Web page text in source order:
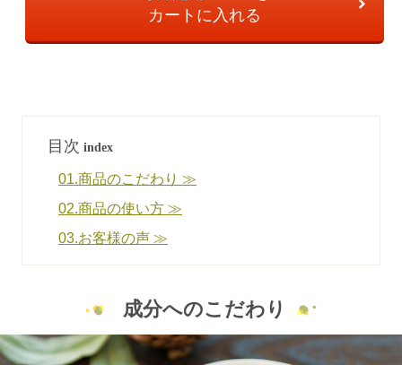
カートに入れる
目次 index
01.商品のこだわり ≫
02.商品の使い方 ≫
03.お客様の声 ≫
成分へのこだわり